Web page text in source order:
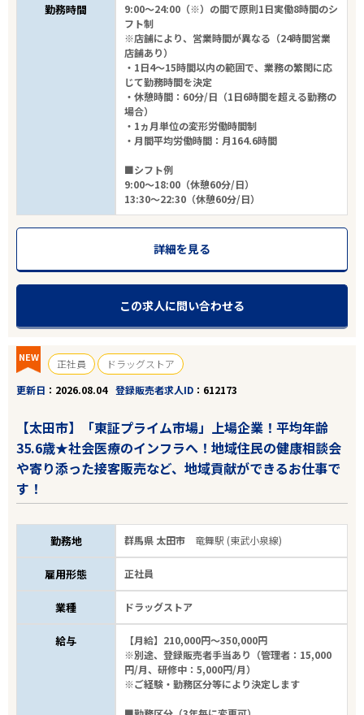
勤務時間
9:00～24:00（※）の間で原則1日実働8時間のシ
フト制
※店舗により、営業時間が異なる（24時間営業
店舗あり）
・1日4～15時間以内の範囲で、業務の繁閑に応
じて勤務時間を決定
・休憩時間：60分/日（1日6時間を超える勤務の
場合）
・1ヵ月単位の変形労働時間制
・月間平均労働時間：月164.6時間
■シフト例
9:00～18:00（休憩60分/日）
13:30～22:30（休憩60分/日）
詳細を見る
この求人に問い合わせる
NEW 正社員
ドラッグストア
更新日
2026.08.04 登録販売者求人ID 612173
【太田市】「東証プライム市場」上場企業！平均年齢
35.6歳★社会医療のインフラへ！地域住民の健康相談会
や寄り添った接客販売など、地域貢献ができるお仕事で
す！
勤務地 群馬県 太田市 竜舞駅 (東武小泉線)
雇用形態 正社員
業種 ドラッグストア
給与
【月給】210,000円～350,000円
※別途、登録販売者手当あり（管理者：15,000
円/月、研修中：5,000円/月）
※ご経験・勤務区分等により決定します